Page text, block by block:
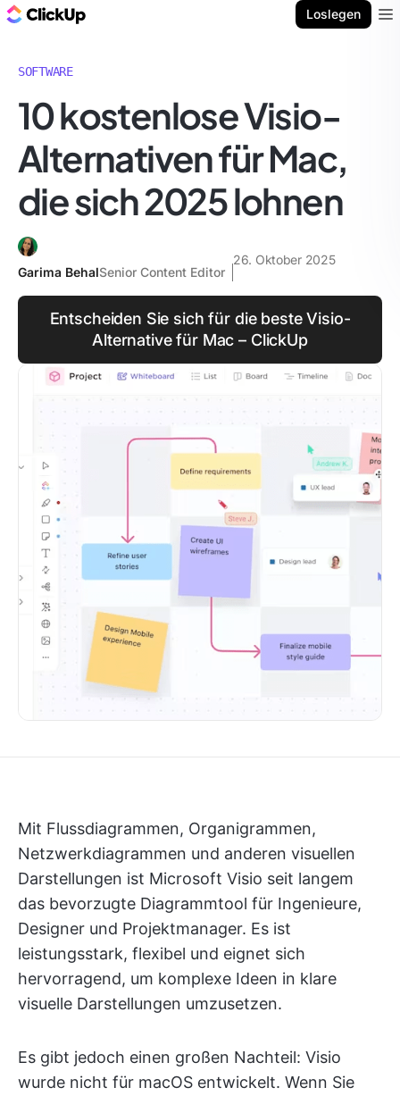
Loslegen
SOFTWARE
10 kostenlose Visio-
Alternativen für Mac,
die sich 2025 lohnen
Garima BehalSenior Content Editor
26. Oktober 2025
Entscheiden Sie sich für die beste Visio-
Alternative für Mac – ClickUp
Mit Flussdiagrammen, Organigrammen,
Netzwerkdiagrammen und anderen visuellen
Darstellungen ist Microsoft Visio seit langem
das bevorzugte Diagrammtool für Ingenieure,
Designer und Projektmanager. Es ist
leistungsstark, flexibel und eignet sich
hervorragend, um komplexe Ideen in klare
visuelle Darstellungen umzusetzen.
Es gibt jedoch einen großen Nachteil: Visio
wurde nicht für macOS entwickelt. Wenn Sie